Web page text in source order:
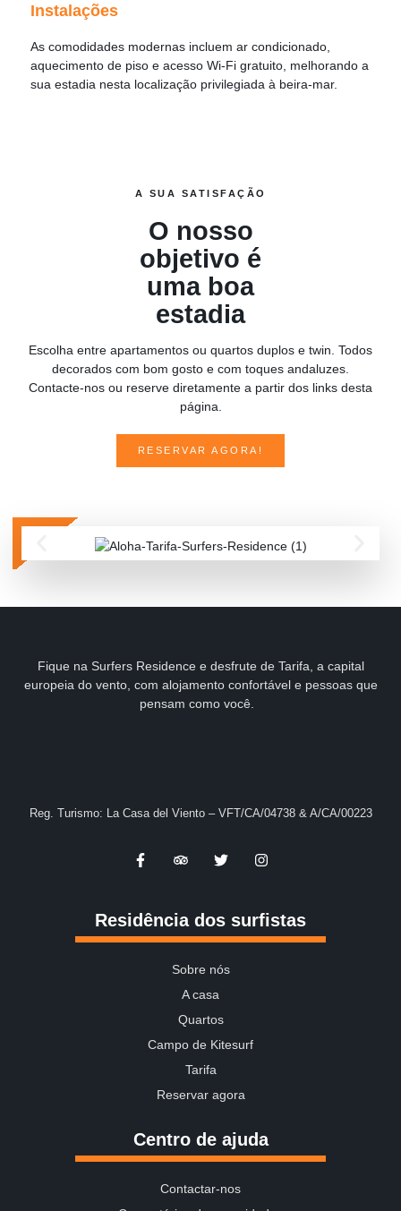
Instalações
As comodidades modernas incluem ar condicionado,
aquecimento de piso e acesso Wi-Fi gratuito, melhorando a
sua estadia nesta localização privilegiada à beira-mar.
A SUA SATISFAÇÃO
O nosso
objetivo é
uma boa
estadia
Escolha entre apartamentos ou quartos duplos e twin. Todos
decorados com bom gosto e com toques andaluzes.
Contacte-nos ou reserve diretamente a partir dos links desta
página.
RESERVAR AGORA!
Fique na Surfers Residence e desfrute de Tarifa, a capital
europeia do vento, com alojamento confortável e pessoas que
pensam como você.
Reg. Turismo: La Casa del Viento – VFT/CA/04738 & A/CA/00223
Residência dos surfistas
Sobre nós
A casa
Quartos
Campo de Kitesurf
Tarifa
Reservar agora
Centro de ajuda
Contactar-nos